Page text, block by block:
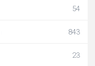
54
843
23